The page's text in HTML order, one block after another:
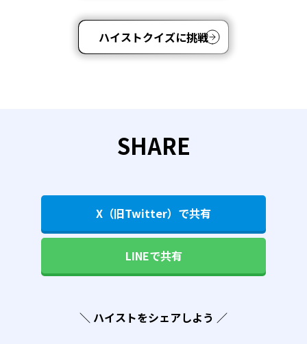
ハイストクイズに挑戦
SHARE
X（旧Twitter）で共有
LINEで共有
＼ ハイストをシェアしよう ／